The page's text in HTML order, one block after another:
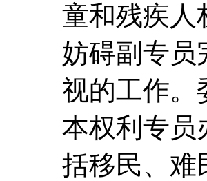
童和残疾人
妨碍副专员
视的工作。
本权利专员
括移民、难